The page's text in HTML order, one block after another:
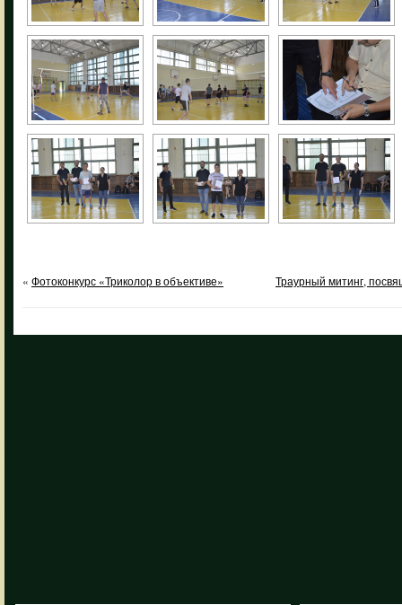
« Фотоконкурс «Триколор в объективе» Траурный митинг,